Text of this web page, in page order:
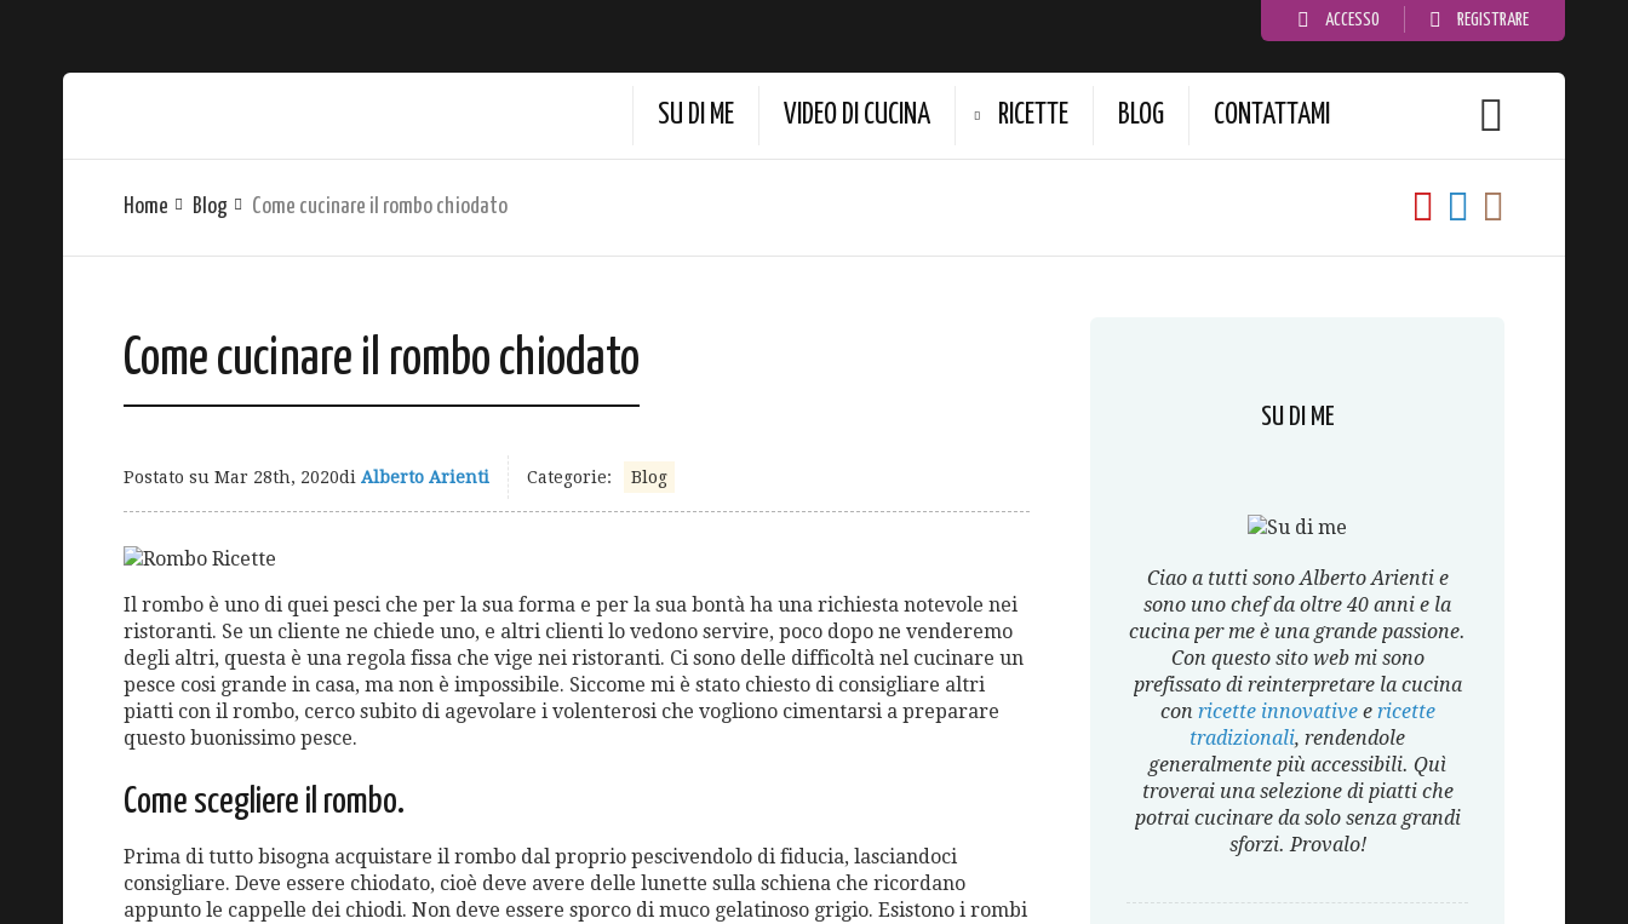
ACCESSO REGISTRARE
SU DI ME VIDEO DI CUCINA RICETTE BLOG CONTATTAMI
Home Blog Come cucinare il rombo chiodato
Come cucinare il rombo chiodato
Postato su Mar 28th, 2020di Alberto Arienti Categorie: Blog
Il rombo è uno di quei pesci che per la sua forma e per la sua bontà ha una richiesta notevole nei
ristoranti. Se un cliente ne chiede uno, e altri clienti lo vedono servire, poco dopo ne venderemo
degli altri, questa è una regola fissa che vige nei ristoranti. Ci sono delle difficoltà nel cucinare un
pesce cosi grande in casa, ma non è impossibile. Siccome mi è stato chiesto di consigliare altri
piatti con il rombo, cerco subito di agevolare i volenterosi che vogliono cimentarsi a preparare
questo buonissimo pesce.
Come scegliere il rombo.
Prima di tutto bisogna acquistare il rombo dal proprio pescivendolo di fiducia, lasciandoci
consigliare. Deve essere chiodato, cioè deve avere delle lunette sulla schiena che ricordano
appunto le cappelle dei chiodi. Non deve essere sporco di muco gelatinoso grigio. Esistono i rombi
SU DI ME
Ciao a tutti sono Alberto Arienti e
sono uno chef da oltre 40 anni e la
cucina per me è una grande passione.
Con questo sito web mi sono
prefissato di reinterpretare la cucina
con ricette innovativee ricette
tradizionali, rendendole
generalmente più accessibili. Quì
troverai una selezione di piatti che
potrai cucinare da solo senza grandi
sforzi. Provalo!